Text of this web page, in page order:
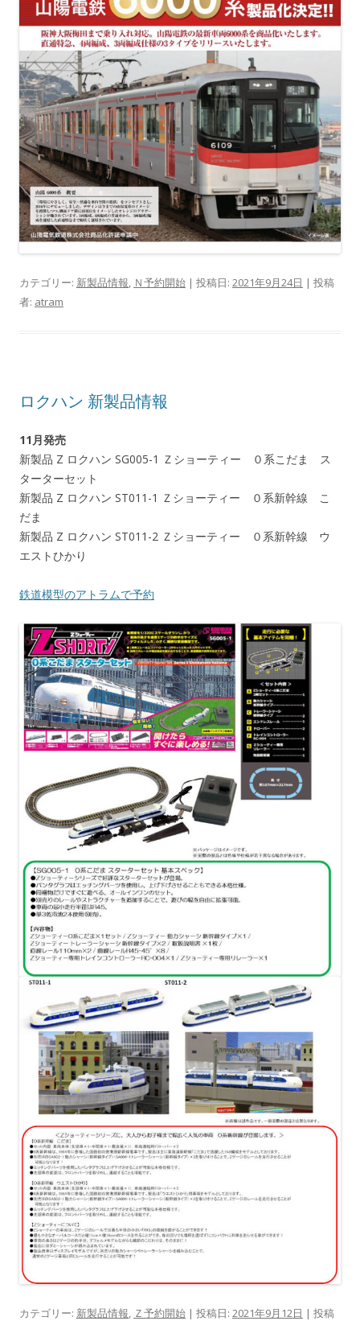
カテゴリー: 新製品情報, Ｎ予約開始 | 投稿日: 2021年9月24日 | 投稿
者: atram
ロクハン 新製品情報
11月発売
新製品 Z ロクハン SG005-1 Ｚショーティー ０系こだま ス
ターターセット
新製品 Z ロクハン ST011-1 Ｚショーティー ０系新幹線 こ
だま
新製品 Z ロクハン ST011-2 Ｚショーティー ０系新幹線 ウ
エストひかり
鉄道模型のアトラムで予約
カテゴリー: 新製品情報, Ｚ予約開始 | 投稿日: 2021年9月12日 | 投稿